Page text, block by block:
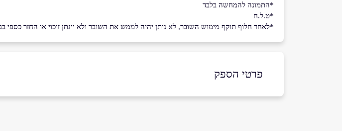
*התמונה להמחשה בלבד
*ט.ל.ח
*לאחר חלוף תוקף מימוש השובר, לא ניתן יהיה לממש את השובר ולא יינתן זיכוי או החזר כספי
פרטי הספק